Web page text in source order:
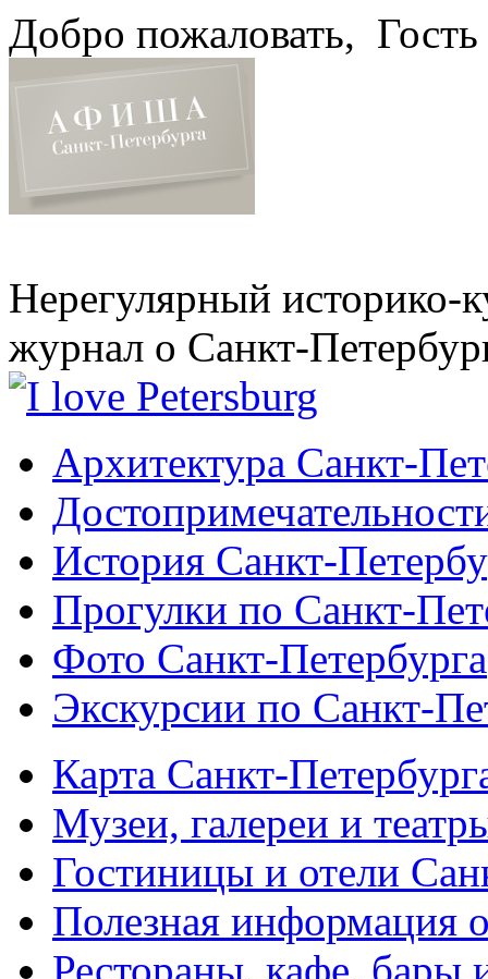
Добро пожаловать, Гость
Нерегулярный историко-
журнал о Санкт-
Архитектура Санкт-
История Санкт-
Прогулки по Санкт-
Фото Санкт-Петербурга
Экскурсии по Санкт-
Карта Санкт-
Музеи, галереи и
Гостиницы и отели
Полезная информация